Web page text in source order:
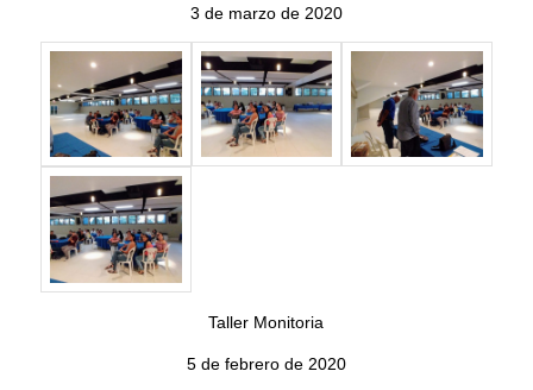
3 de marzo de 2020
Taller Monitoria
5 de febrero de 2020